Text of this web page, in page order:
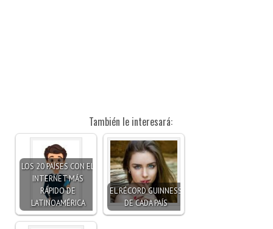
También le interesará:
LOS 20 PAÍSES CON EL
INTERNET MÁS
RÁPIDO DE
LATINOAMÉRICA
EL RÉCORD GUINNESS
DE CADA PAÍS